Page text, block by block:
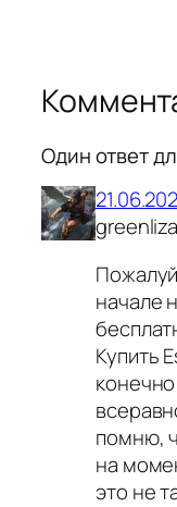
Один ответ
начале
Купить
помню,
на
это не